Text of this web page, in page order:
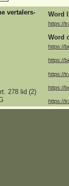
vertalers-
Word
https://
Word
https://
https://
https://
https://
https://
278 lid (2)